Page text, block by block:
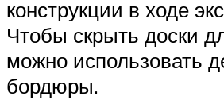
конструкции в ходе
Чтобы скрыть доски
можно использовать
бордюры.